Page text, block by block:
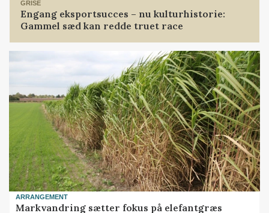
GRISE
Engang eksportsucces – nu kulturhistorie:
Gammel sæd kan redde truet race
ARRANGEMENT
Markvandring sætter fokus på elefantgræs